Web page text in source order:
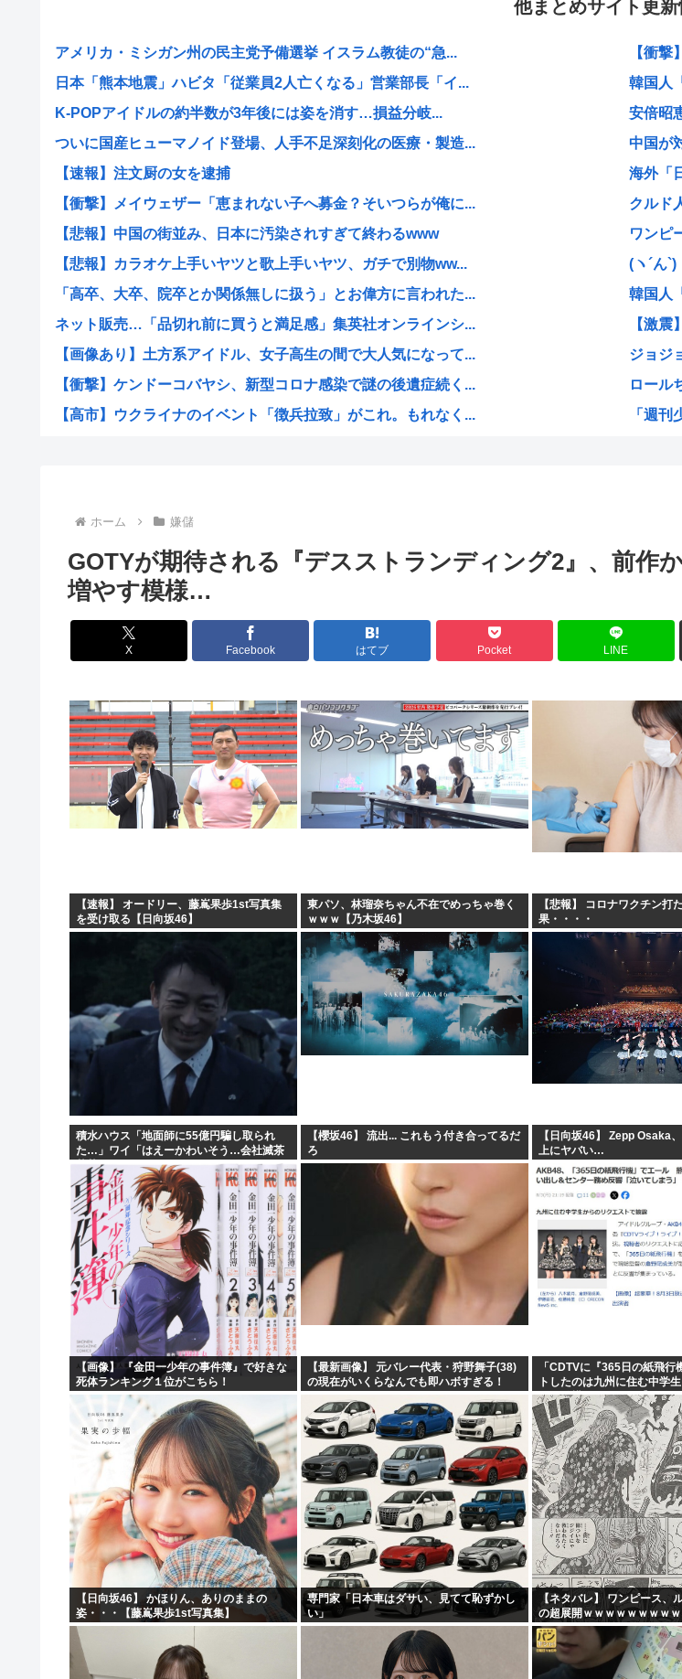
他まとめサイト更新
アメリカ・ミシガン州の民主党予備選挙 イスラム教徒の“急...
日本「熊本地震」ハビタ「従業員2人亡くなる」営業部長「イ...
K-POPアイドルの約半数が3年後には姿を消す…損益分岐...
ついに国産ヒューマノイド登場、人手不足深刻化の医療・製造...
【速報】注文厨の女を逮捕
【衝撃】メイウェザー「恵まれない子へ募金？そいつらが俺に...
【悲報】中国の街並み、日本に汚染されすぎて終わるwww
【悲報】カラオケ上手いヤツと歌上手いヤツ、ガチで別物ww...
「高卒、大卒、院卒とか関係無しに扱う」とお偉方に言われた...
ネット販売…「品切れ前に買うと満足感」集英社オンラインシ...
【画像あり】土方系アイドル、女子高生の間で大人気になって...
【衝撃】ケンドーコバヤシ、新型コロナ感染で謎の後遺症続く...
【高市】ウクライナのイベント「徴兵拉致」がこれ。もれなく...
すまん、「プライベート・ライアン」とかいう大昔の戦争映画...
【衝撃】手術中に熊本地震が直撃した結果www(※動画あり...
【描込】なんだよこの漫画ｗｗｗ【注意】
【衝撃】 中国製ルーター20機種にバックドア発見！ ネッ...
【画像】仙台育英初の女子野球部員・星よつはがガチで可愛す...
【悲報】結婚して2年目の奥さんが風俗経験者だと判明
【最新版】日本の都市の都会度ランキングがこちらwww
ダイソーの220円のUSBケーブルが3ヶ月でダメになった...
中国外務省、広島原爆投下に関して「同情を得ようと核被害者...
【急募】みい山作者・亜月ねねちゃんがここから逆転する方法
【衝撃
韓国人
安倍昭
中国が
海外「
クルド
ワンピ
(ヽ´ん
韓国人
【激
ジョジ
ロール
「週
海外
自民
熊本地
高市早
声優の
部落
中国大
海外
今期ア
韓国
「味方
みい
高市総
ヒロア
ホーム 嫌儲
GOTYが期待される『デスストランディング2』、前作
増やす模様…
X Facebook はてブ Pocket LINE
【速報】 オードリー、藤嶌果歩1st写真集
を受け取る【日向坂46】
東パソ、林瑠奈ちゃん不在でめっちゃ巻く
ｗｗｗ【乃木坂46】
【悲報】 コロナワクチン打
果・・・・
積水ハウス「地面師に55億円騙し取られ
た…」ワイ「はえーかわいそう…会社滅茶
苦茶やろなぁ」→
【櫻坂46】 流出... これもう付き合ってるだ
ろ
【日向坂46】 Zepp Osaka
上にヤバい…
【画像】 『金田一少年の事件簿』で好きな
死体ランキング１位がこちら！
【最新画像】 元バレー代表・狩野舞子(38)
の現在がいくらなんでも即ハボすぎる！
「CDTVに『365日の紙飛行
トしたのは九州に住む中学
って結構デカいよな【
【日向坂46】 かほりん、ありのままの
姿・・・【藤嶌果歩1st写真集】
専門家「日本車はダサい、見てて恥ずかし
い」
【ネタバレ】 ワンピース、
の超展開ｗｗｗｗｗｗｗｗ
ｗｗｗｗｗｗｗｗｗｗｗｗ
ｗｗｗｗｗｗｗｗｗｗｗ...